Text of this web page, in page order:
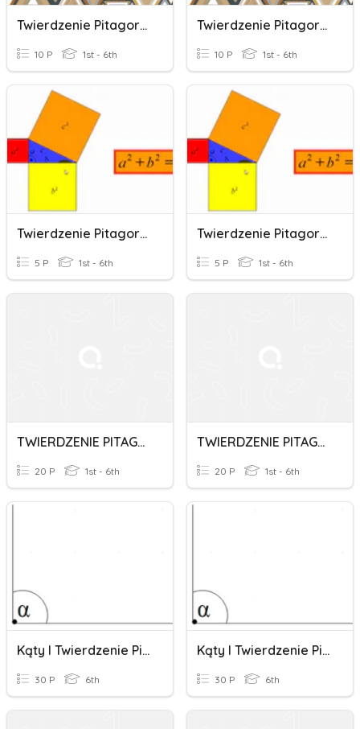
Twierdzenie Pitagorasa - Poprawa
10 P 1st - 6th
Twierdzenie Pitagorasa - Poprawa
10 P 1st - 6th
Twierdzenie Pitagorasa 1234
5 P 1st - 6th
Twierdzenie Pitagorasa 1234
5 P 1st - 6th
TWIERDZENIE PITAGORASA 1 2020
20 P 1st - 6th
TWIERDZENIE PITAGORASA 1 2020
20 P 1st - 6th
Kąty I Twierdzenie Pitagorasa
30 P 6th
Kąty I Twierdzenie Pitagorasa
30 P 6th